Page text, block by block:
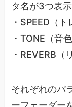
タ名が3つ表示
・SPEED（ト
・TONE（音
・REVERB（
それぞれのパ